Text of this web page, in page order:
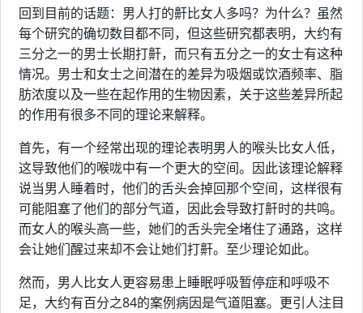
回到目前的话题：男人打的鼾比女人多吗？为什么？虽然
每个研究的确切数目都不同，但这些研究都表明，大约有
三分之一的男士长期打鼾，而只有五分之一的女士有这种
情况。男士和女士之间潜在的差异为吸烟或饮酒频率、脂
肪浓度以及一些在起作用的生物因素，关于这些差异所起
的作用有很多不同的理论来解释。
首先，有一个经常出现的理论表明男人的喉头比女人低，
这导致他们的喉咙中有一个更大的空间。因此该理论解释
说当男人睡着时，他们的舌头会掉回那个空间，这样很有
可能阻塞了他们的部分气道，因此会导致打鼾时的共鸣。
而女人的喉头高一些，她们的舌头完全堵住了通路，这样
会让她们醒过来却不会让她们打鼾。至少理论如此。
然而，男人比女人更容易患上睡眠呼吸暂停症和呼吸不
足，大约有百分之84的案例病因是气道阻塞。更引人注目